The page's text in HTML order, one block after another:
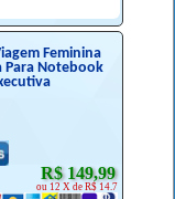
Feminina
Para Notebook
R$ 149,99
ou 12 X de R$ 14.7